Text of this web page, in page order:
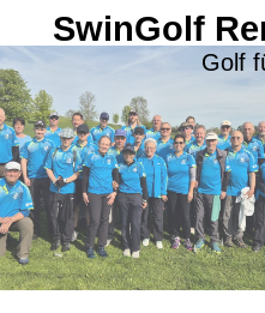
SwinGolf
Golf für